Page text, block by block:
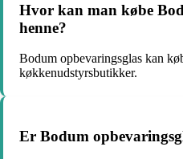
Hvor kan man købe
henne?
Bodum opbevaringsglas kan
køkkenudstyrsbutikker.
Er Bodum